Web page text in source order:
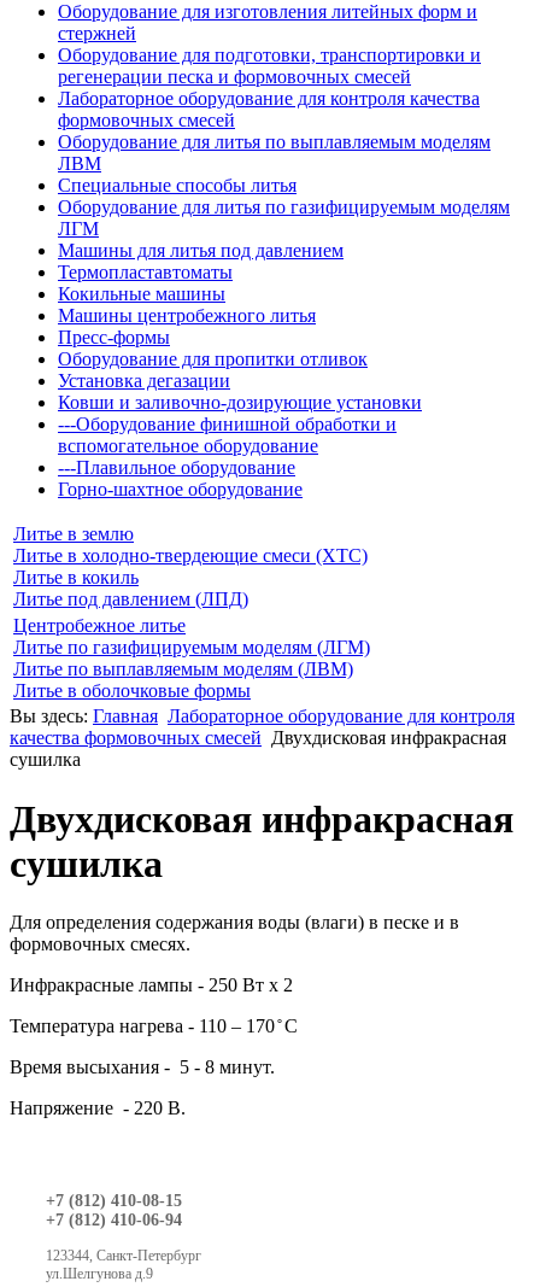
Оборудование для изготовления литейных форм и
стержней
Оборудование для подготовки, транспортировки и
регенерации песка и формовочных смесей
Лабораторное оборудование для контроля качества
формовочных смесей
Оборудование для литья по выплавляемым моделям
ЛВМ
Специальные способы литья
Оборудование для литья по газифицируемым моделям
ЛГМ
Машины для литья под давлением
Термопластавтоматы
Кокильные машины
Машины центробежного литья
Пресс-формы
Оборудование для пропитки отливок
Установка дегазации
Ковши и заливочно-дозирующие установки
---Оборудование финишной обработки и
вспомогательное оборудование
---Плавильное оборудование
Горно-шахтное оборудование
Литье в землю
Литье в холодно-твердеющие смеси (ХТС)
Литье в кокиль
Литье под давлением (ЛПД)
Центробежное литье
Литье по газифицируемым моделям (ЛГМ)
Литье по выплавляемым моделям (ЛВМ)
Литье в оболочковые формы
Вы здесь: Главная Лабораторное оборудование для контроля
качества формовочных смесей Двухдисковая инфракрасная
сушилка
Двухдисковая инфракрасная
сушилка
Для определения содержания воды (влаги) в песке и в
формовочных смесях.
Инфракрасные лампы - 250 Вт х 2
Температура нагрева - 110 – 170 ̊ С
Время высыхания - 5 - 8 минут.
Напряжение - 220 В.
+7 (812) 410-08-15
+7 (812) 410-06-94
123344, Санкт-Петербург
ул.Шелгунова д.9